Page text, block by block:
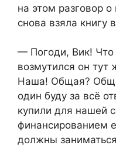
на этом разговор
снова взяла книгу
— Погоди, Вик! Что
возмутился он
Наша! Общая?
один буду за всё
купили для нашей
финансированием
должны